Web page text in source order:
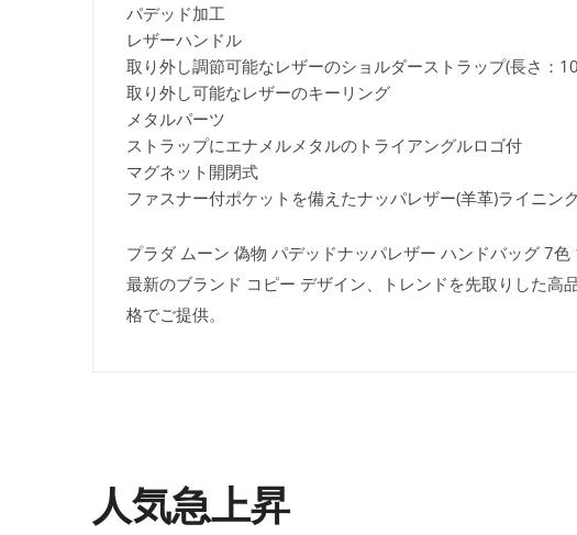
パデッド加工
レザーハンドル
取り外し調節可能なレザーのショルダーストラップ(長さ：
取り外し可能なレザーのキーリング
メタルパーツ
ストラップにエナメルメタルのトライアングルロゴ付
マグネット開閉式
ファスナー付ポケットを備えたナッパレザー(羊革)ライニン
プラダ ムーン 偽物 パデッドナッパレザー ハンドバッグ 7
最新のブランド コピー デザイン、トレンドを先取りした
格でご提供。
人気急上昇